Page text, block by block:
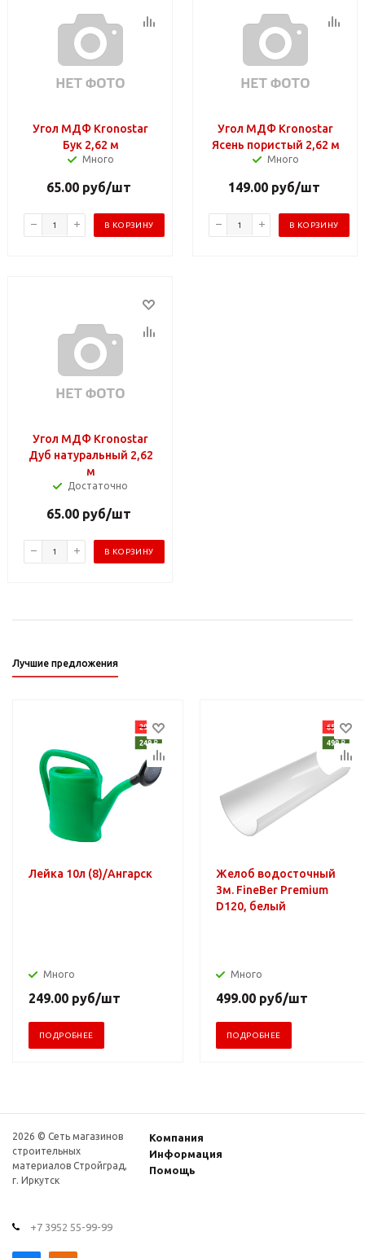
Угол МДФ Kronostar
Бук 2,62 м
Много
65.00 руб/шт
В КОРЗИНУ
Угол МДФ Kronostar
Ясень пористый 2,62 м
Много
149.00руб/шт
В КОРЗИНУ
Угол МДФ Kronostar
Дуб натуральный 2,62
м
Достаточно
65.00 руб/шт
В КОРЗИНУ
Лучшие предложения
Лейка 10л (8)/Ангарск
Много
249.00 руб/шт
ПОДРОБНЕЕ
Желоб водосточный
3м. FineBer Premium
D120, белый
Много
499.00 руб/шт
ПОДРОБНЕЕ
2026 © Сеть магазинов
строительных
материалов Стройград,
г. Иркутск
Компания
Информация
Помощь
+7 3952 55-99-99